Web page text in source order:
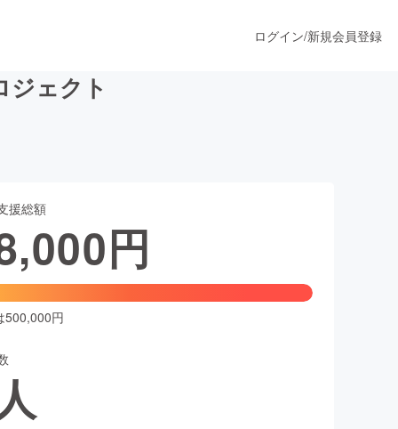
ファッション
ログイン/新規会員登録
ジェクト
援総額
円
500,000円